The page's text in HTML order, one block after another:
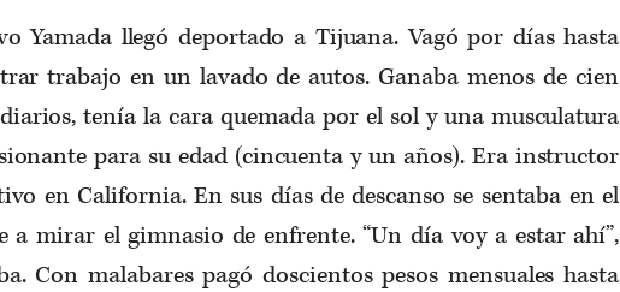
Yamada llegó deportado a Tijuana. Vagó por días hasta
trabajo en un lavado de autos. Ganaba menos de cien
tenía la cara quemada por el sol y una musculatura
para su edad (cincuenta y un años). Era instructor
en California. En sus días de descanso se sentaba en el
a mirar el gimnasio de enfrente. “Un día voy a estar ahí”,
Con malabares pagó doscientos pesos mensuales hasta